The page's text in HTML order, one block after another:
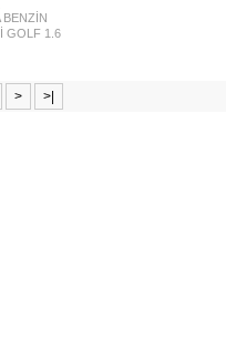
BENZİN
GOLF 1.6
> >|